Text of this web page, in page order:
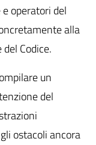
operatori del
alla
Codice.
un
del
ostacoli ancora